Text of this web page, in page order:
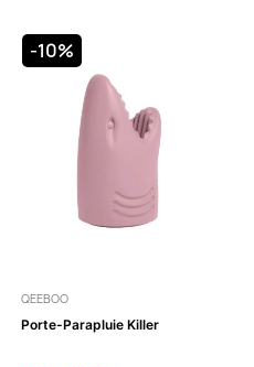
QEEBOO
Porte-Parapluie Killer
-10%